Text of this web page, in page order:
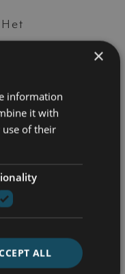
×
information
it with
of their
ALL